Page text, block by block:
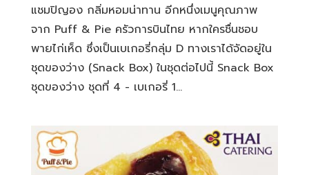
แชมปิญอง กลิ่มหอมน่าทาน อีกหนึ่งเมนูคุณภาพ
จาก Puff & Pie ครัวการบินไทย หากใครชื่นชอบ
พายไก่เห็ด ซึ่งเป็นเบเกอรี่กลุ่ม D ทางเราได้จัดอยู่ใน
ชุดของว่าง (Snack Box) ในชุดต่อไปนี้ Snack Box
ชุดของว่าง ชุดที่ 4 - เบเกอรี่ 1...